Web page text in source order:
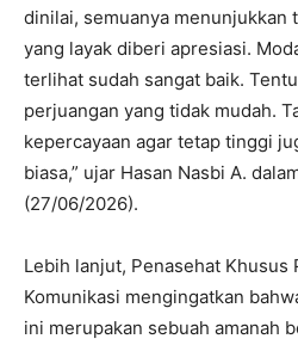
dinilai, semuanya menunjukkan
yang layak diberi apresiasi.
terlihat sudah sangat baik.
perjuangan yang tidak mudah.
kepercayaan agar tetap tinggi
biasa,” ujar Hasan Nasbi A.
(27/06/2026).
Lebih lanjut, Penasehat Khusus
Komunikasi mengingatkan
ini merupakan sebuah amanah